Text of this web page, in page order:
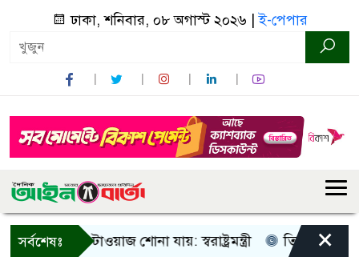
ঢাকা, শনিবার, ০৮ অগাস্ট ২০২৬ |ই-পেপার
সর্বশেষঃ
আওয়াজ-টাওয়াজ শোনা যায়: স্বরাষ্ট্রমন্ত্রী তিন দিনের মধ্যে
×